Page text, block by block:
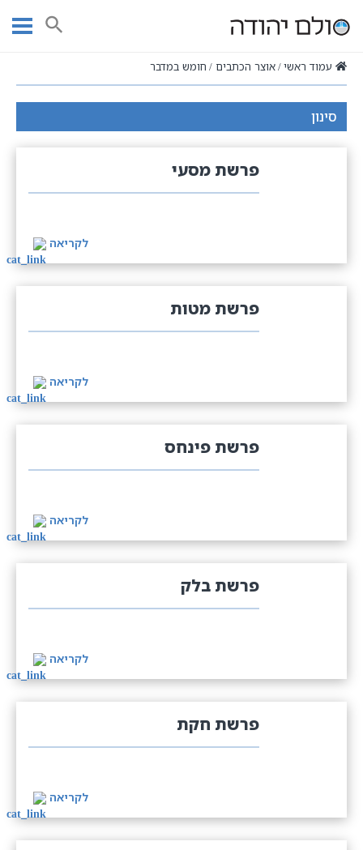
חיפוש
עמוד ראשי אוצר הכתבים חומש במדבר
פרשת מסעי
לקריאה
פרשת מטות
לקריאה
פרשת פינחס
לקריאה
פרשת בלק
לקריאה
פרשת חקת
לקריאה
סינון